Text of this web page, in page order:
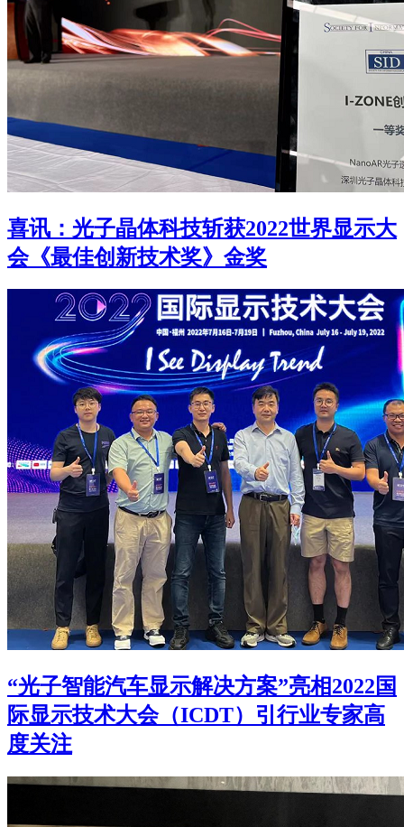
喜讯：光子晶体科技斩获2022世界显示大
会《最佳创新技术奖》金奖
“光子智能汽车显示解决方案”亮相2022国
际显示技术大会（ICDT）引行业专家高
度关注